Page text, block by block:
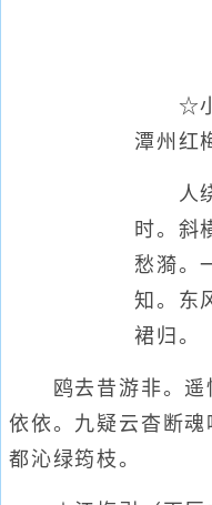
☆小
潭州红
人绕
时。斜
愁漪。
知。东
裙归。
鸥去昔游非。遥
依依。九疑云杳断魂
都沁绿筠枝。